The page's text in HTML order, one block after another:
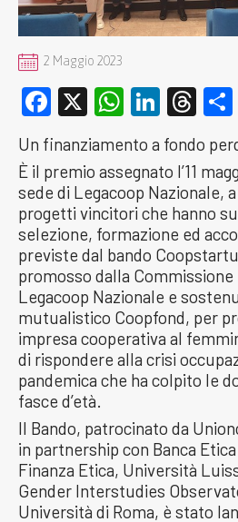
2 Maggio 2023
Facebook
X WhatsApp
Un finanziamento a fondo
È il premio assegnato l’11
sede di Legacoop Nazionale,
progetti vincitori che hanno
selezione, formazione ed
previste dal bando
promosso dalla
Legacoop Nazionale e
mutualistico Coopfond, per
impresa cooperativa al
di rispondere alla crisi
pandemica che ha colpito le
fasce d’età.
Il Bando, patrocinato da
in partnership con Banca
Finanza Etica, Università
Gender Interstudies
Università di Roma, è stato